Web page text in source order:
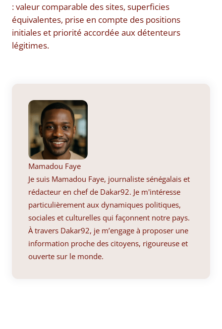
: valeur comparable des sites, superficies
équivalentes, prise en compte des positions
initiales et priorité accordée aux détenteurs
légitimes.
Mamadou Faye
Je suis Mamadou Faye, journaliste sénégalais et
rédacteur en chef de Dakar92. Je m'intéresse
particulièrement aux dynamiques politiques,
sociales et culturelles qui façonnent notre pays.
À travers Dakar92, je m’engage à proposer une
information proche des citoyens, rigoureuse et
ouverte sur le monde.